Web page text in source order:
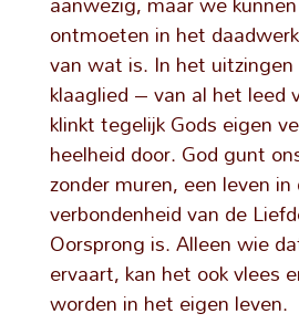
ontmoeten in het
van wat is. In het
klaaglied – van al het leed
klinkt tegelijk Gods eigen
heelheid door. God gunt
zonder muren, een leven in
verbondenheid van de
Oorsprong is. Alleen wie
ervaart, kan het ook vlees
worden in het eigen leven.